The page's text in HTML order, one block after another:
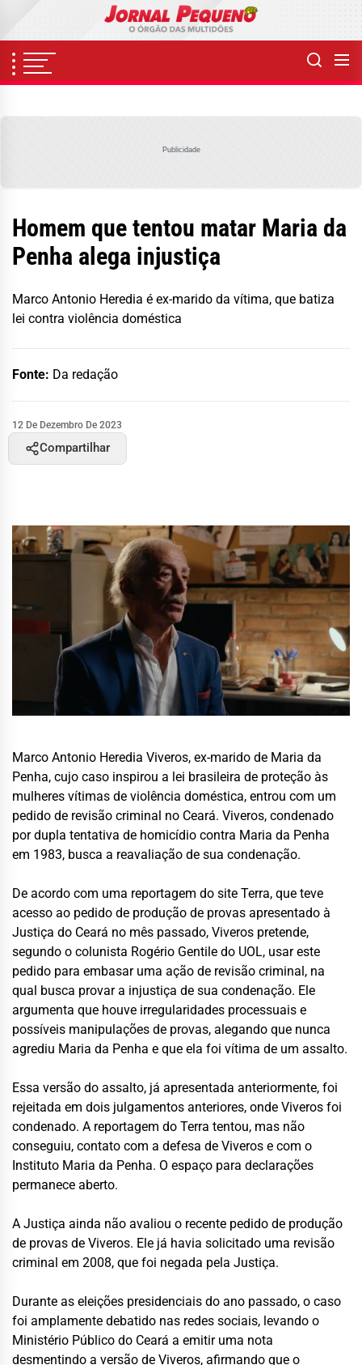
content
Publicidade
Homem que tentou matar Maria da
Penha alega injustiça
Marco Antonio Heredia é ex-marido da vítima, que batiza
lei contra violência doméstica
Fonte: Da redação
12 De Dezembro De 2023
Compartilhar
Marco Antonio Heredia Viveros, ex-marido de Maria da
Penha, cujo caso inspirou a lei brasileira de proteção às
mulheres vítimas de violência doméstica, entrou com um
pedido de revisão criminal no Ceará. Viveros, condenado
por dupla tentativa de homicídio contra Maria da Penha
em 1983, busca a reavaliação de sua condenação.
De acordo com uma reportagem do site Terra, que teve
acesso ao pedido de produção de provas apresentado à
Justiça do Ceará no mês passado, Viveros pretende,
segundo o colunista Rogério Gentile do UOL, usar este
pedido para embasar uma ação de revisão criminal, na
qual busca provar a injustiça de sua condenação. Ele
argumenta que houve irregularidades processuais e
possíveis manipulações de provas, alegando que nunca
agrediu Maria da Penha e que ela foi vítima de um assalto.
Essa versão do assalto, já apresentada anteriormente, foi
rejeitada em dois julgamentos anteriores, onde Viveros foi
condenado. A reportagem do Terra tentou, mas não
conseguiu, contato com a defesa de Viveros e com o
Instituto Maria da Penha. O espaço para declarações
permanece aberto.
A Justiça ainda não avaliou o recente pedido de produção
de provas de Viveros. Ele já havia solicitado uma revisão
criminal em 2008, que foi negada pela Justiça.
Durante as eleições presidenciais do ano passado, o caso
foi amplamente debatido nas redes sociais, levando o
Ministério Público do Ceará a emitir uma nota
desmentindo a versão de Viveros, afirmando que o